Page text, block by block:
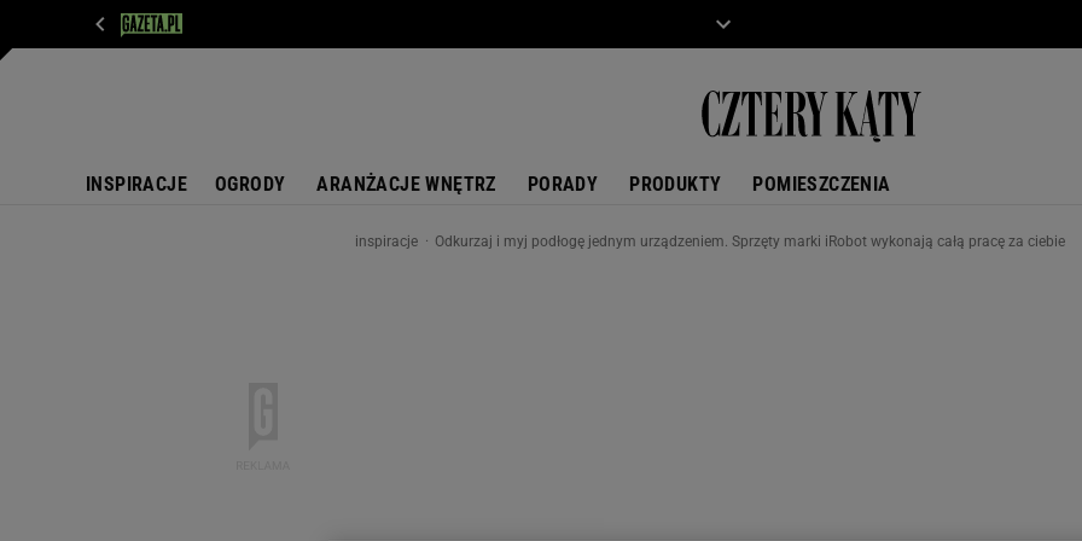
INSPIRACJE OGRODY ARANŻACJE WNĘTRZ PORADY PRODUKTY POMIESZCZENIA
inspiracje Odkurzaj i myj podłogę jednym urządzeniem. Sprzęty marki iRobot wykonają całą pracę za ciebie